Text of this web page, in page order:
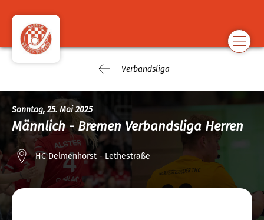
Verbandsliga
Sonntag, 25. Mai 2025
Männlich - Bremen Verbandsliga Herren
HC Delmenhorst - Lethestraße